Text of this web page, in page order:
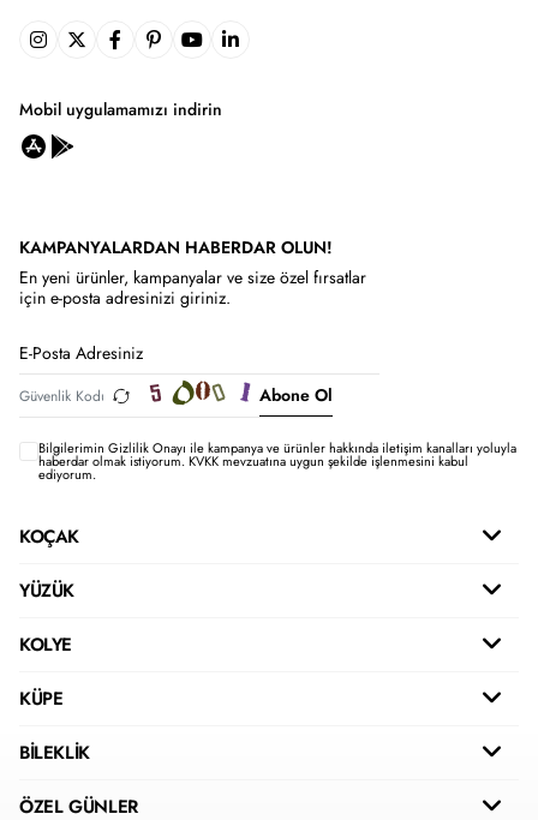
Mobil uygulamamızı indirin
KAMPANYALARDAN HABERDAR OLUN!
En yeni ürünler, kampanyalar ve size özel fırsatlar
için e-posta adresinizi giriniz.
Abone Ol
Bilgilerimin Gizlilik Onayı ile kampanya ve ürünler hakkında iletişim kanalları yoluyla
haberdar olmak istiyorum.KVKK mevzuatına uygun şekilde işlenmesini kabul
ediyorum.
KOÇAK
YÜZÜK
KOLYE
KÜPE
BİLEKLİK
ÖZEL GÜNLER